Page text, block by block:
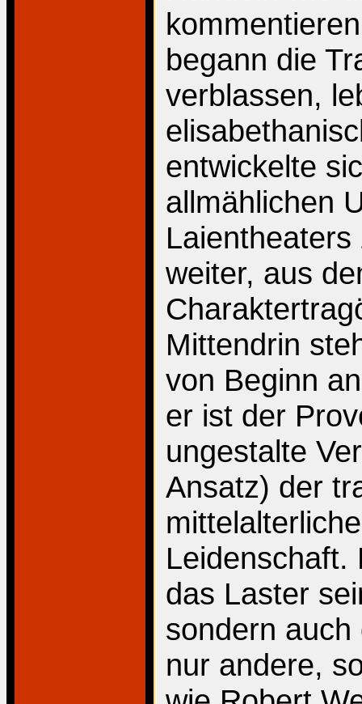
begann die
verblassen,
entwickelte
allmählichen
weiter, aus
Mittendrin
von Beginn
er ist der
ungestalte
Ansatz) der
Leidenschaft.
das Laster
sondern
nur andere,